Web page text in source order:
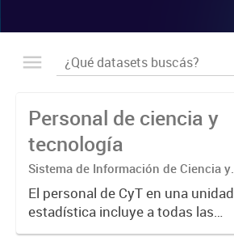
Personal de ciencia y
tecnología
Sistema de Información de Ciencia y
Tecnología Argentino (SICYTAR)
El personal de CyT en una unidad
estadística incluye a todas las
personas involucradas